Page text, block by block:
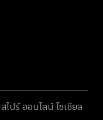
ร์ ออนไลน์ โซเชียล